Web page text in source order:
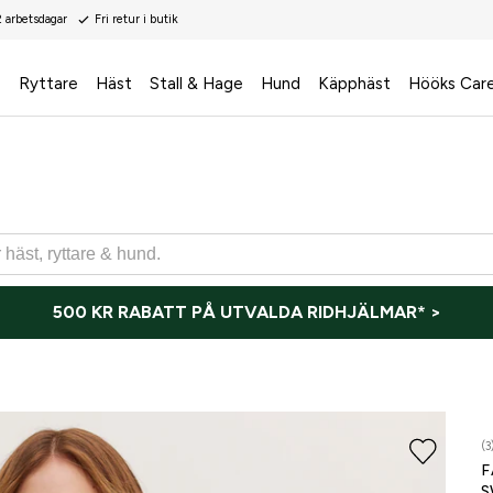
Fri retur i butik
Ryttare Häst Stall & Hage Hund Käpphäst Hööks
500 KR RABATT PÅ UTVALDA RIDHJÄLMAR* >